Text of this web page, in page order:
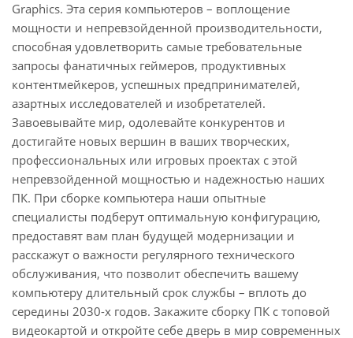
Graphics. Эта серия компьютеров – воплощение
мощности и непревзойденной производительности,
способная удовлетворить самые требовательные
запросы фанатичных геймеров, продуктивных
контентмейкеров, успешных предпринимателей,
азартных исследователей и изобретателей.
Завоевывайте мир, одолевайте конкурентов и
достигайте новых вершин в ваших творческих,
профессиональных или игровых проектах с этой
непревзойденной мощностью и надежностью наших
ПК. При сборке компьютера наши опытные
специалисты подберут оптимальную конфигурацию,
предоставят вам план будущей модернизации и
расскажут о важности регулярного технического
обслуживания, что позволит обеспечить вашему
компьютеру длительный срок службы – вплоть до
середины 2030-х годов. Закажите сборку ПК с топовой
видеокартой и откройте себе дверь в мир современных